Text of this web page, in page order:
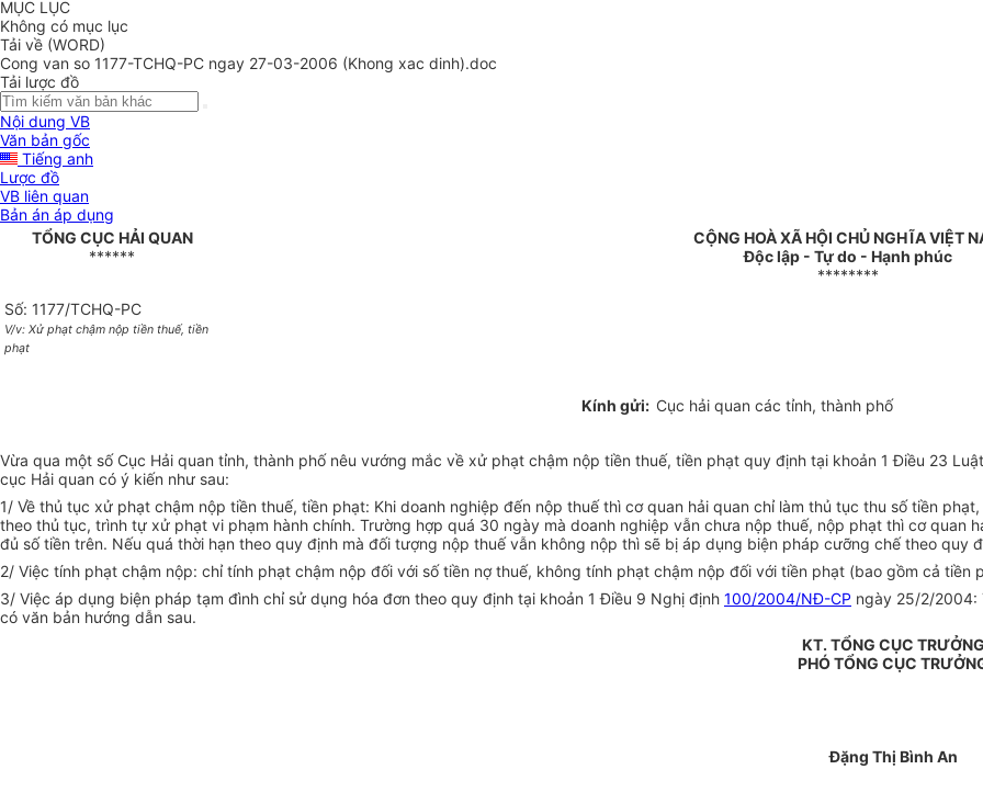
MỤC LỤC
Không có mục lục
Tải về (WORD)
Cong van so 1177-TCHQ-PC ngay 27-03-2006 (Khong xac dinh).doc
Tải lược đồ
Nội dung VB
Văn bản gốc
Tiếng anh
Lược đồ
VB liên quan
Bản án áp dụng
TỔNG CỤC HẢI QUAN
******
CỘNG HOÀ XÃ HỘI CHỦ NGHĨA VIỆT
Độc lập - Tự do - Hạnh phúc
********
Số: 1177/TCHQ-PC
V/v: Xử phạt chậm nộp tiền thuế, tiền
phạt
Kính gửi: Cục hải quan các tỉnh, thành phố
Vừa qua một số Cục Hải quan tỉnh, thành phố nêu vướng mắc về xử phạt chậm nộp tiền thuế, tiền phạt quy định tại khoản 1 Điều 23
cục Hải quan có ý kiến như sau:
1/ Về thủ tục xử phạt chậm nộp tiền thuế, tiền phạt: Khi doanh nghiệp đến nộp thuế thì cơ quan hải quan chỉ làm thủ tục thu số tiền
theo thủ tục, trình tự xử phạt vi phạm hành chính. Trường hợp quá 30 ngày mà doanh nghiệp vẫn chưa nộp thuế, nộp phạt thì cơ quan
đủ số tiền trên. Nếu quá thời hạn theo quy định mà đối tượng nộp thuế vẫn không nộp thì sẽ bị áp dụng biện pháp cưỡng chế theo quy
2/ Việc tính phạt chậm nộp: chỉ tính phạt chậm nộp đối với số tiền nợ thuế, không tính phạt chậm nộp đối với tiền phạt (bao gồm cả
3/ Việc áp dụng biện pháp tạm đình chỉ sử dụng hóa đơn theo quy định tại khoản 1 Điều 9 Nghị định 100/2004/NĐ-CP ngày 25/2/2004:
có văn bản hướng dẫn sau.
KT. TỔNG CỤC
PHÓ TỔNG CỤC
Đặng Thị Bình An